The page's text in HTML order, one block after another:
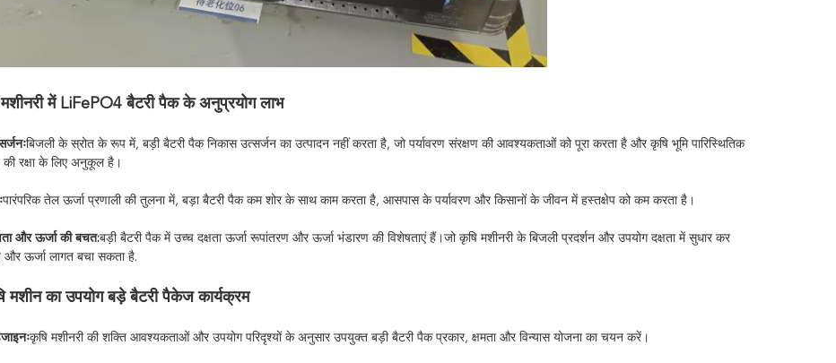
में LiFePO4 बैटरी पैक के अनुप्रयोग लाभ
बिजली के स्रोत के रूप में, बड़ी बैटरी पैक निकास उत्सर्जन का उत्पादन नहीं करता है, जो पर्यावरण संरक्षण की आवश्यकताओं को पूरा करता है और कृषि भूमि पारिस्थितिक
की रक्षा के लिए अनुकूल है।
पारंपरिक तेल ऊर्जा प्रणाली की तुलना में, बड़ा बैटरी पैक कम शोर के साथ काम करता है, आसपास के पर्यावरण और किसानों के जीवन में हस्तक्षेप को कम करता है।
और ऊर्जा की बचत:बड़ी बैटरी पैक में उच्च दक्षता ऊर्जा रूपांतरण और ऊर्जा भंडारण की विशेषताएं हैं।जो कृषि मशीनरी के बिजली प्रदर्शन और उपयोग दक्षता में सुधार कर
ऊर्जा लागत बचा सकता है.
मशीन का उपयोग बड़े बैटरी पैकेज कार्यक्रम
कृषि मशीनरी की शक्ति आवश्यकताओं और उपयोग परिदृश्यों के अनुसार उपयुक्त बड़ी बैटरी पैक प्रकार, क्षमता और विन्यास योजना का चयन करें।